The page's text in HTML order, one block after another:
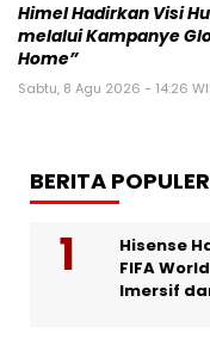
Himel Hadirkan Visi
melalui Kampanye
Home”
Sabtu, 8 Agu 2026 - 14:26
BERITA POPULER
Hisense
FIFA
Imersif